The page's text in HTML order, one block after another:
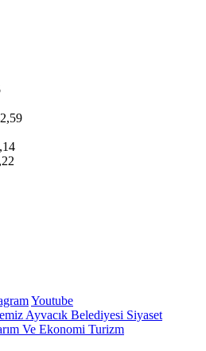
Youtube
Ayvacık Belediyesi Siyaset
Ve Ekonomi Turizm